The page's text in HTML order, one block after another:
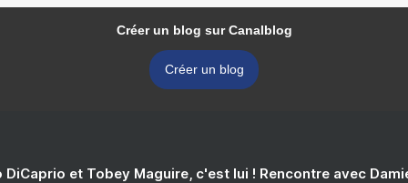
Créer un blog sur Canalblog
Créer un blog
DiCaprio et Tobey Maguire, c'est lui ! Rencontre avec